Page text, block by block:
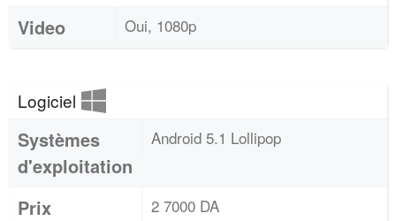
Video Oui, 1080p
Logiciel
Systèmes
d'exploitation
Android 5.1 Lollipop
Prix 2 7000 DA